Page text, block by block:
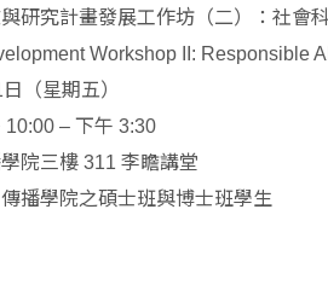
與研究計畫發展工作坊（二）：社會
Workshop II: Responsible
日（星期五）
10:00 –下午 3:30
學院三樓 311李瞻講堂
傳播學院之碩士班與博士班學生